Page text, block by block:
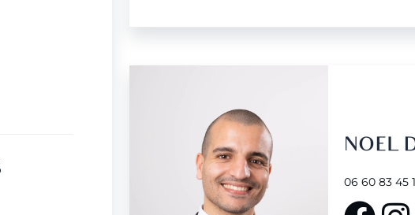
NOEL
06 60 83 45